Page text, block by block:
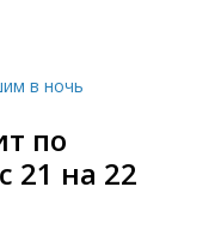
по
21 на 22